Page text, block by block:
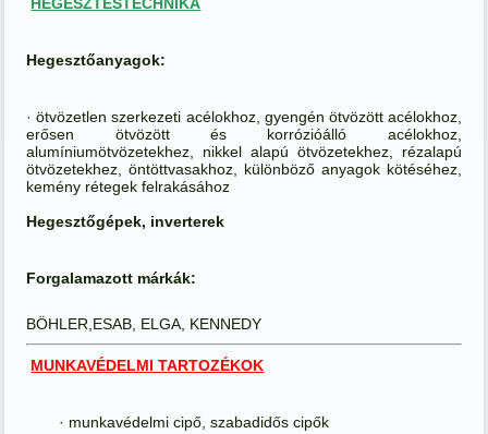
Hegesztőanyagok:
· ötvözetlen szerkezeti acélokhoz, gyengén ötvözött acélokhoz,
erősen ötvözött és korrózióálló acélokhoz,
alumíniumötvözetekhez, nikkel alapú ötvözetekhez, rézalapú
ötvözetekhez, öntöttvasakhoz, különböző anyagok kötéséhez,
kemény rétegek felrakásához
Hegesztőgépek, inverterek
Forgalamazott márkák:
BÖHLER,ESAB, ELGA, KENNEDY
MUNKAVÉDELMI TARTOZÉKOK
· munkavédelmi cipő, szabadidős cipők